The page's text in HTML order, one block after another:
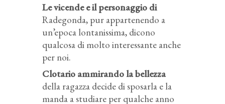
Le vicende e il personaggio di
Radegonda, pur appartenendo a
un’epoca lontanissima, dicono
qualcosa di molto interessante anche
per noi.
Clotario ammirando la bellezza
della ragazza decide di sposarla e la
manda a studiare per qualche anno